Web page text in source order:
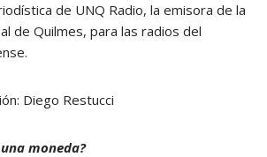
de UNQ Radio, la emisora de la
de Quilmes, para las radios del
Diego Restucci
moneda?